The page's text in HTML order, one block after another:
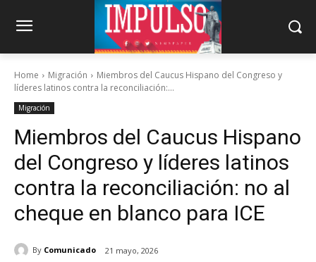
Home Migración
Miembros del Caucus Hispano del Congreso y
líderes latinos contra la reconciliación:...
Migración
Miembros del Caucus Hispano
del Congreso y líderes latinos
contra la reconciliación: no al
cheque en blanco para ICE
By Comunicado 21 mayo, 2026